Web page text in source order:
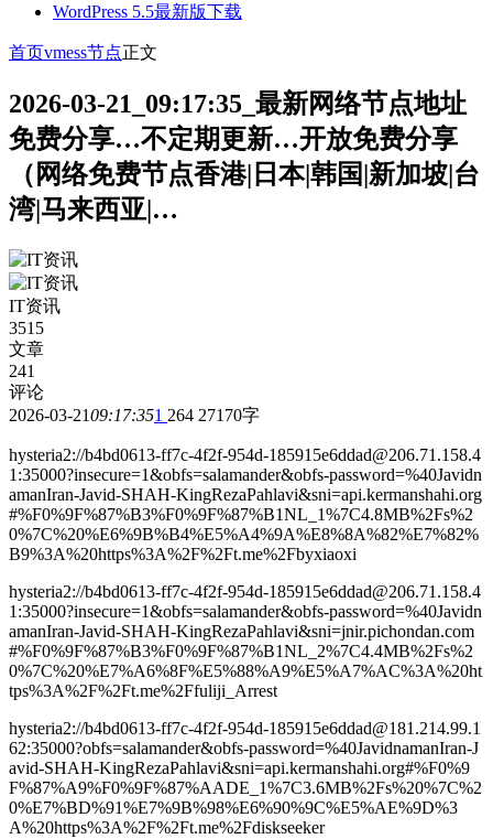
WordPress 5.5最新版下载
首页vmess节点正文
2026-03-21_09:17:35_最新网络节点地址
免费分享…不定期更新…开放免费分享
（网络免费节点香港|日本|韩国|新加坡|台
湾|马来西亚|…
IT资讯
3515
文章
241
评论
2026-03-2109:17:351 264 27170字
hysteria2://b4bd0613-ff7c-4f2f-954d-185915e6ddad@206.71.158.4
1:35000?insecure=1&obfs=salamander&obfs-password=%40Javidn
amanIran-Javid-SHAH-KingRezaPahlavi&sni=api.kermanshahi.org
#%F0%9F%87%B3%F0%9F%87%B1NL_1%7C4.8MB%2Fs%2
0%7C%20%E6%9B%B4%E5%A4%9A%E8%8A%82%E7%82%
B9%3A%20https%3A%2F%2Ft.me%2Fbyxiaoxi
hysteria2://b4bd0613-ff7c-4f2f-954d-185915e6ddad@206.71.158.4
1:35000?insecure=1&obfs=salamander&obfs-password=%40Javidn
amanIran-Javid-SHAH-KingRezaPahlavi&sni=jnir.pichondan.com
#%F0%9F%87%B3%F0%9F%87%B1NL_2%7C4.4MB%2Fs%2
0%7C%20%E7%A6%8F%E5%88%A9%E5%A7%AC%3A%20ht
tps%3A%2F%2Ft.me%2Ffuliji_Arrest
hysteria2://b4bd0613-ff7c-4f2f-954d-185915e6ddad@181.214.99.1
62:35000?obfs=salamander&obfs-password=%40JavidnamanIran-J
avid-SHAH-KingRezaPahlavi&sni=api.kermanshahi.org#%F0%9
F%87%A9%F0%9F%87%AADE_1%7C3.6MB%2Fs%20%7C%2
0%E7%BD%91%E7%9B%98%E6%90%9C%E5%AE%9D%3
A%20https%3A%2F%2Ft.me%2Fdiskseeker